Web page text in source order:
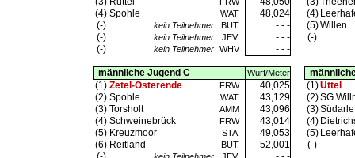
(4) Spohle WAT 48,024 (4)
(-)
kein Teilnehmer BUT - - - (5)Willen
(-)
kein Teilnehmer JEV - - -
(-)
(-)
kein Teilnehmer WHV - - -
männliche Jugend C Wurf/Meter
(1) Zetel-Osterende FRW 40,025 (1)Uttel
(2) Spohle WAT 43,129 (2)SG
(3) Torsholt AMM 43,096 (3)Südarle
(4) Schweinebrück FRW 43,014 (4)
(5) Kreuzmoor STA 49,053 (5)
(6) Reitland BUT 52,001
(-)